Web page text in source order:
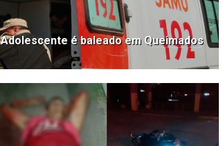
Adolescente é baleado em Queimados